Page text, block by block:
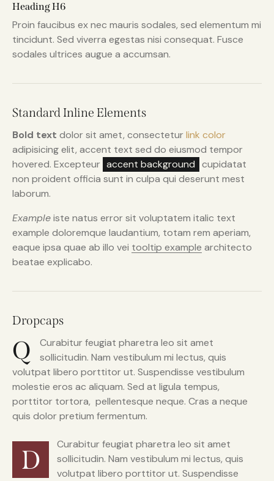
Heading H6
Proin faucibus ex nec mauris sodales, sed elementum mi
tincidunt. Sed viverra egestas nisi consequat. Fusce
sodales ultrices augue a accumsan.
Standard Inline Elements
Bold text dolor sit amet, consecteturlink color
adipisicing elit, accent text sed do eiusmod tempor
hovered. Excepteur accent background cupidatat
non proident officia sunt in culpa qui deserunt mest
laborum.
Exampleiste natus error sit voluptatem italic text
example doloremque laudantium, totam rem aperiam,
eaque ipsa quae ab illo vei tooltip example architecto
beatae explicabo.
Dropcaps
Q
Curabitur feugiat pharetra leo sit amet
sollicitudin. Nam vestibulum mi lectus, quis
volutpat libero porttitor ut. Suspendisse vestibulum
molestie eros ac aliquam. Sed at ligula tempus,
porttitor tortora, pellentesque neque. Cras a neque
quis dolor pretium fermentum.
D
Curabitur feugiat pharetra leo sit amet
sollicitudin. Nam vestibulum mi lectus, quis
volutpat libero porttitor ut. Suspendisse